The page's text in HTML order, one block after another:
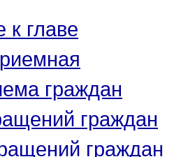
главе
граждан
граждан
граждан